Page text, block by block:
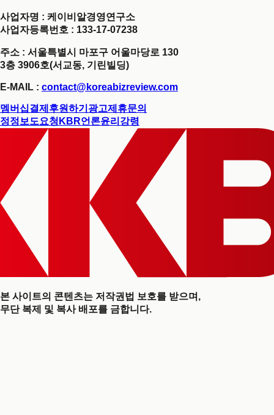
사업자명 : 케이비알경영연구소
사업자등록번호 : 133-17-07238
주소 : 서울특별시 마포구 어울마당로 130
3층 3906호(서교동, 기린빌딩)
E-MAIL : contact@koreabizreview.com
멤버십결제 후원하기 광고제휴문의
정정보도요청 KBR언론윤리강령
본 사이트의 콘텐츠는 저작권법 보호를 받으며,
무단 복제 및 복사 배포를 금합니다.